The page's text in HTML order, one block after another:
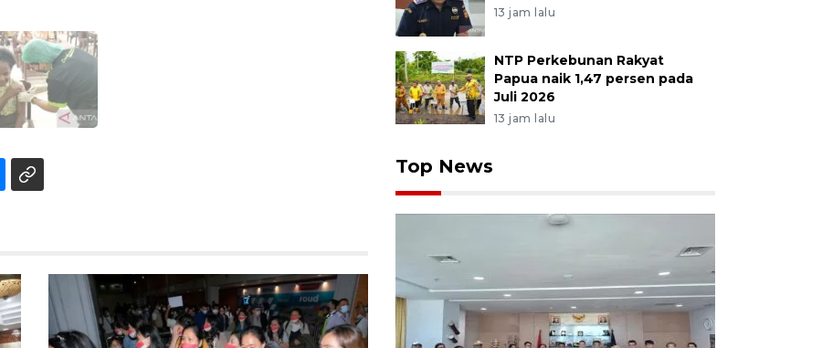
13 jam lalu
NTP Perkebunan Rakyat
Papua naik 1,47 persen pada
Juli 2026
13 jam lalu
Top News